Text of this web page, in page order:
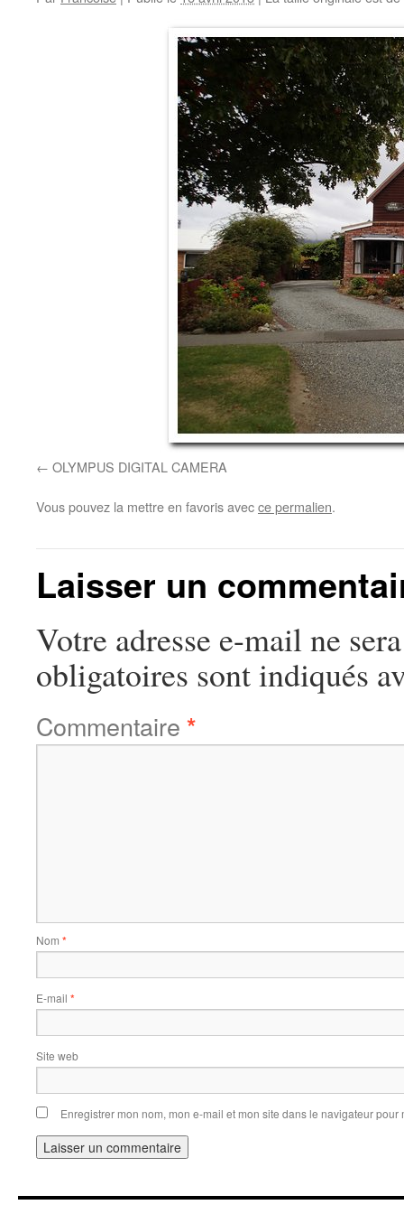
OLYMPUS DIGITAL CAMERA
Vous pouvez la mettre en favoris avecce permalien.
Laisser un
Votre adresse e-mail ne
obligatoires sont indiqués
Commentaire *
Nom *
E-mail *
Site web
Enregistrer mon nom, mon e-mail et mon site dans le navigateur